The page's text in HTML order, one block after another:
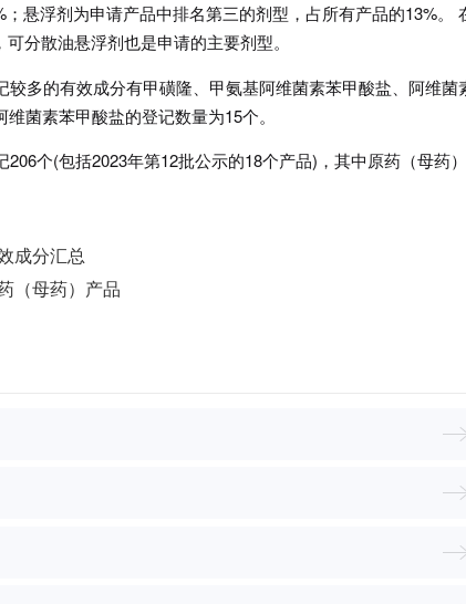
悬浮剂为申请产品中排名第三的剂型，占所有产品的13%。
分散油悬浮剂也是申请的主要剂型。
多的有效成分有甲磺隆、甲氨基阿维菌素苯甲酸盐、阿维菌
菌素苯甲酸盐的登记数量为15个。
个(包括2023年第12批公示的18个产品)，其中原药（母药
成分汇总
（母药）产品